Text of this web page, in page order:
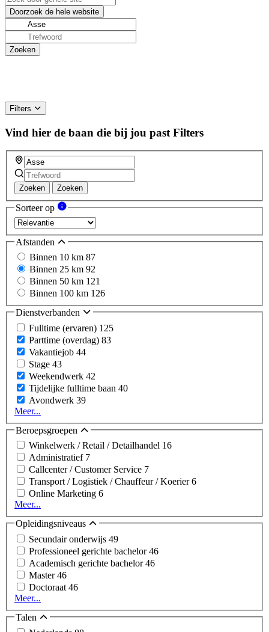
Filters
Vind hier de baan die bij jou past Filters
Zoeken Zoeken
Sorteer op
Afstanden
Binnen 10 km 87
Binnen 25 km 92
Binnen 50 km 121
Binnen 100 km 126
Dienstverbanden
Fulltime (ervaren) 125
Parttime (overdag) 83
Vakantiejob 44
Stage 43
Weekendwerk 42
Tijdelijke fulltime baan 40
Avondwerk 39
Meer...
Beroepsgroepen
Winkelwerk / Retail / Detailhandel 16
Administratief 7
Callcenter / Customer Service 7
Transport / Logistiek / Chauffeur / Koerier6
Online Marketing 6
Meer...
Opleidingsniveaus
Secundair onderwijs 49
Professioneel gerichte bachelor46
Academisch gerichte bachelor46
Master46
Doctoraat 46
Meer...
Talen